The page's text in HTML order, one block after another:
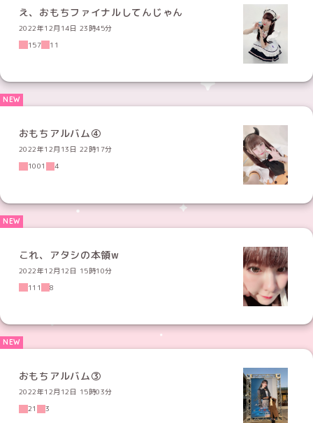
え、おもちファイナルしてんじゃん
2022年12月14日 23時45分
157
11
おもちアルバム④
2022年12月13日 22時17分
1001
4
これ、アタシの本領w
2022年12月12日 15時10分
111
8
おもちアルバム③
2022年12月12日 15時03分
21
3